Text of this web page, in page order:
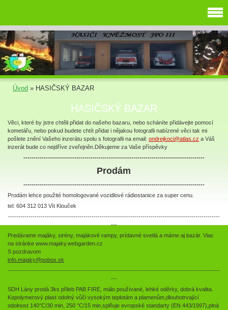
Úvod » HASIČSKÝ BAZAR
HASIČSKÝ BAZAR
Věci, které by jstre chtěli přidat do našeho bazaru, nebo scháníte přidávejte pomocí
kometářu, nebo pokud budete chtít přidat i nějakou fotografii nabízené věci tak mi
pošlete znění Vašeho inzerátu spolu s fotografii na email: ondrejkoci@atlas.cz a Váš
inzerát bude co nejdříve zveřejněn.Děkujeme za Vaše příspěvky
-----------------------------------------------------------------------------------------
Prodám
-----------------------------------------------------------------------------------------
Prodám lehce použité homologované vozidlové rádiostanice za super cenu.
tel: 604 312 013 Vít Klouček
--------------------------------------------------------------------------------------------------------
---
Predávame majáky, sirény, majákové rampy, prídavné svetlá a máme aj bazár. Viac
na stránke www.majaky.webgarden.cz
S pozdravom
info.majaky@pobox.sk
--------------------------------------------------------------------------------------------------------
---
SDH Lány prodá 3ks přileb PAB FIRE, málo používané, lehké oděrky, dobrá kvalita.
Kopolymerový plast odolný vůči vysokým teplotám a plamenům,dlouhotrvající
odolnost 140°C/30 min, 250 °C/15 min,splňuje evropské standarty (EN 443/1997),plná